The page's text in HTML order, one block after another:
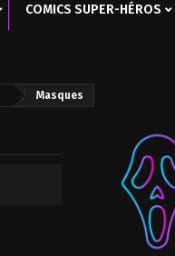
COMICS SUPER-HÉROS
Masques